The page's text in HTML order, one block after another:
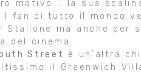
motivo... la sua
fan di tutto il mondo
ma anche per
del cinema.
Street
è un'altra
il Greenwich